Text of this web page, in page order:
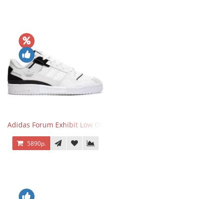
Adidas Forum Exhibit Low Off White Black
5890р.